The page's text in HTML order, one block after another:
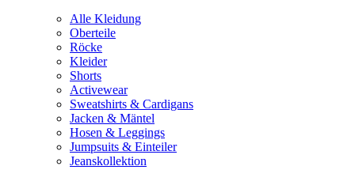
Alle Kleidung
Oberteile
Röcke
Kleider
Shorts
Activewear
Sweatshirts & Cardigans
Jacken & Mäntel
Hosen & Leggings
Jumpsuits & Einteiler
Jeanskollektion